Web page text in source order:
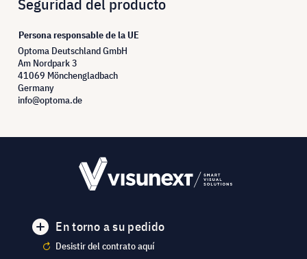
Persona responsable de la UE
Optoma Deutschland GmbH
Am Nordpark 3
41069 Mönchengladbach
Germany
info@optoma.de
En torno a su pedido
Desistir del contrato aquí